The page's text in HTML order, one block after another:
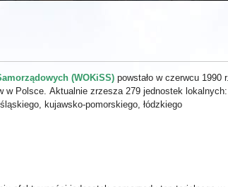
(WOKiSS) powstało w czerwcu 1990 r.
w Polsce. Aktualnie zrzesza 279 jednostek lokalnych:
kujawsko-pomorskiego, łódzkiego